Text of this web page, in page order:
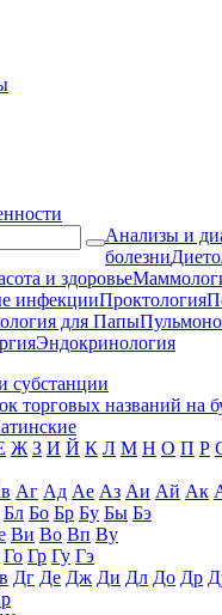
Анализы и
болезни
и здоровье
инфекцииПроктология
для Папы
Эндокринология
субстанции
торговых названий на
Ж З И Й К Л М Н О П Р
Аг Ад Ае Аз Аи Ай Ак
Бл Бо Бр Бу Бы Бэ
Ви Во Вп Ву
Го Гр Гу Гэ
Дг Де Дж Ди Дл До Др